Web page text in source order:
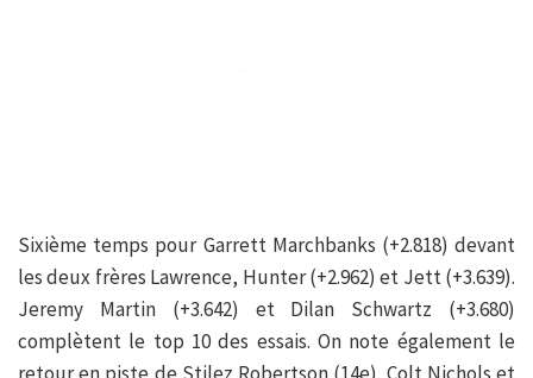
Sixième temps pour Garrett Marchbanks (+2.818) devant
les deux frères Lawrence, Hunter (+2.962) et Jett (+3.639).
Jeremy Martin (+3.642) et Dilan Schwartz (+3.680)
complètent le top 10 des essais. On note également le